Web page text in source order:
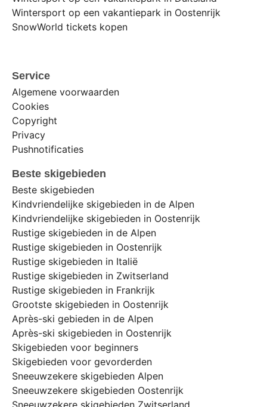
Wintersport op een vakantiepark in Oostenrijk
SnowWorld tickets kopen
Service
Algemene voorwaarden
Cookies
Copyright
Privacy
Pushnotificaties
Beste skigebieden
Beste skigebieden
Kindvriendelijke skigebieden in de Alpen
Kindvriendelijke skigebieden in Oostenrijk
Rustige skigebieden in de Alpen
Rustige skigebieden in Oostenrijk
Rustige skigebieden in Italië
Rustige skigebieden in Zwitserland
Rustige skigebieden in Frankrijk
Grootste skigebieden in Oostenrijk
Après-ski gebieden in de Alpen
Après-ski skigebieden in Oostenrijk
Skigebieden voor beginners
Skigebieden voor gevorderden
Sneeuwzekere skigebieden Alpen
Sneeuwzekere skigebieden Oostenrijk